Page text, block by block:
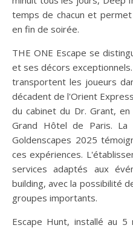
temps de chacun et
en fin de soirée.
THE ONE Escape se
et ses décors
transportent les joueurs
décadent de l'Orient
du cabinet du Dr. Grant,
Grand Hôtel de Paris. La
Goldenscapes 2025
ces expériences.
services adaptés aux
building, avec la possibilité
groupes importants.
Escape Hunt, installé au